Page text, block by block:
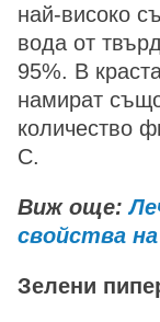
най-високо
вода от
95%. В
намират
количество
C.
Виж още:
свойства
Зелени